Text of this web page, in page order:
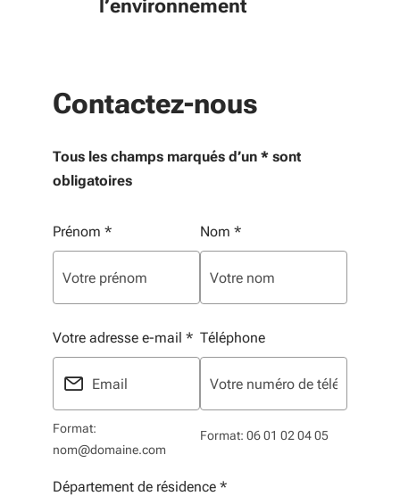
l’environnement
Contactez-nous
Tous les champs marqués d’un * sont
obligatoires
Vos informations personnelles
Prénom * Nom *
Votre adresse e-mail *
Format:
nom@domaine.com
Téléphone
Format: 06 01 02 04 05
Département de résidence *